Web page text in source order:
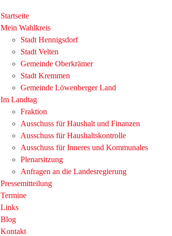
Startseite
Mein Wahlkreis
Stadt Hennigsdorf
Stadt Velten
Gemeinde Oberkrämer
Stadt Kremmen
Gemeinde Löwenberger Land
Im Landtag
Fraktion
Ausschuss für Haushalt und Finanzen
Ausschuss für Haushaltskontrolle
Ausschuss für Inneres und Kommunales
Plenarsitzung
Anfragen an die Landesregierung
Pressemitteilung
Termine
Links
Blog
Kontakt